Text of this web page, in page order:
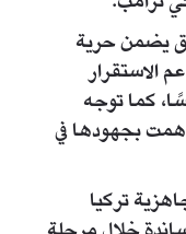
يضمن حرية
الاستقرار
كما توجه
بجهودها في
تركيا